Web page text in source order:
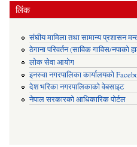
लिंक
संघीय मामिला तथा सामान्य प्रशासन
ठेगाना परिवर्तन (साविक गाविस/नपाको
लोक सेवा आयोग
इनरुवा नगरपालिका कार्यालयको
देश भरिका नगरपालिकाको वेबसाइट
नेपाल सरकारको आधिकारिक पोर्टल